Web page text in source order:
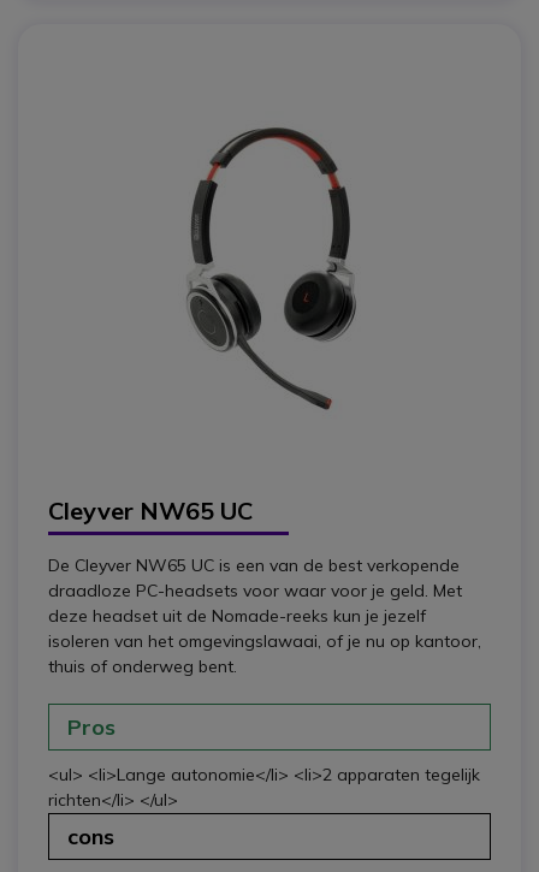
Cleyver NW65 UC
De Cleyver NW65 UC is een van de best verkopende
draadloze PC-headsets voor waar voor je geld. Met
deze headset uit de Nomade-reeks kun je jezelf
isoleren van het omgevingslawaai, of je nu op kantoor,
thuis of onderweg bent.
Pros
<ul> <li>Lange autonomie</li> <li>2 apparaten tegelijk
richten</li> </ul>
cons